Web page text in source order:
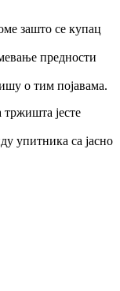
зашто се купац
предности
о тим појавама.
јесте
упитника са јасно